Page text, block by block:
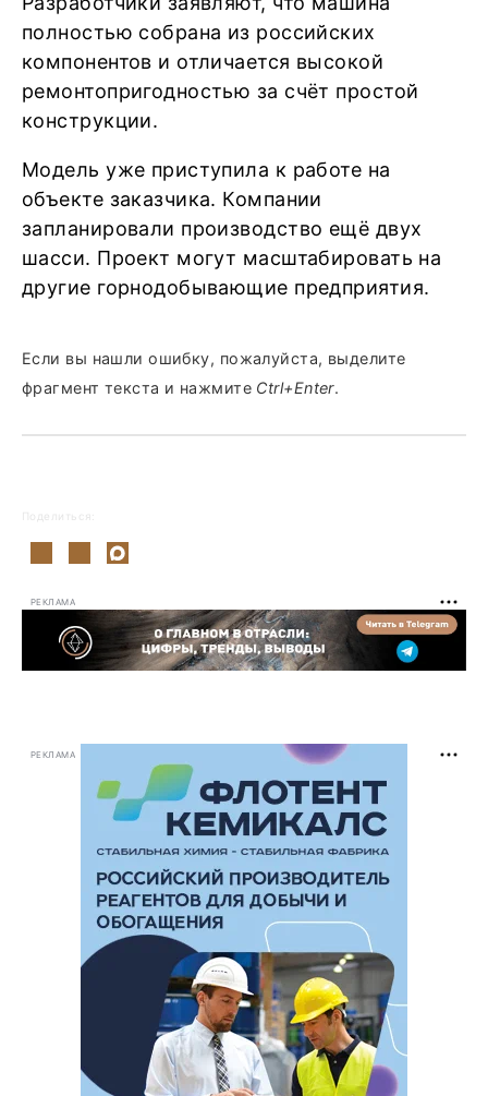
полностью собрана из российских
компонентов и отличается высокой
ремонтопригодностью за счёт простой
конструкции.
Модель уже приступила к работе на
объекте заказчика. Компании
запланировали производство ещё двух
шасси. Проект могут масштабировать на
другие горнодобывающие предприятия.
Если вы нашли ошибку, пожалуйста, выделите
фрагмент текста и нажмите Ctrl+Enter.
Поделиться:
РЕКЛАМА
РЕКЛАМА